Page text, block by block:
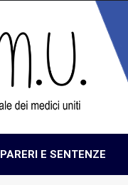
PARERI E SENTENZE